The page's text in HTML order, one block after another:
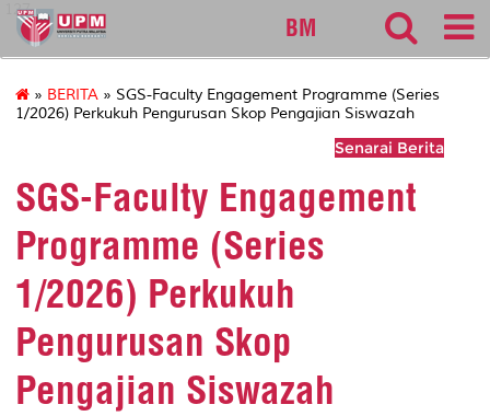
127
BM
» BERITA » SGS-Faculty Engagement Programme (Series
1/2026) Perkukuh Pengurusan Skop Pengajian Siswazah
Senarai Berita
SGS-Faculty Engagement
Programme (Series
1/2026) Perkukuh
Pengurusan Skop
Pengajian Siswazah